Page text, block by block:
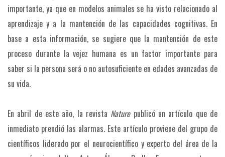
importante, ya que en modelos animales se ha visto relacionado al
aprendizaje y a la mantención de las capacidades cognitivas. En
base a esta información, se sugiere que la mantención de este
proceso durante la vejez humana es un factor importante para
saber si la persona será o no autosuficiente en edades avanzadas de
su vida.
En abril de este año, la revista Naturepublicó un artículo que de
inmediato prendió las alarmas. Este artículo proviene del grupo de
científicos liderado por el neurocientífico y experto del área de la